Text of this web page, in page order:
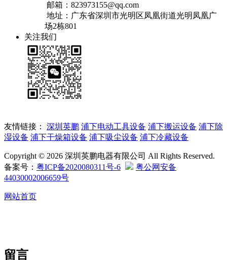
邮箱：823973155@qq.com
地址：广东省深圳市光明区凤凰街道光明凤凰广
场2栋801
关注我们
友情链接： 深圳英鹏 浦下电动工具设备 浦下搬运设备 浦下除
湿设备 浦下干燥箱设备 浦下吸尘设备 浦下冷藏设备
Copyright © 2026 深圳英鹏电器有限公司 All Rights Reserved.
备案号： 粤ICP备2020080311号-6
粤公网安备
44030002006659号
网站首页
留言